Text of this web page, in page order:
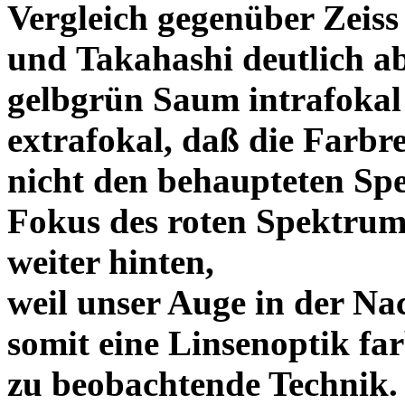
Vergleich gegenüber Zeiss
und Takahashi deutlich
gelbgrün Saum
extrafokal, daß die
nicht den behaupteten
Fokus des roten
weiter hinten,
weil unser Auge in der
somit eine Linsenoptik
zu beobachtende